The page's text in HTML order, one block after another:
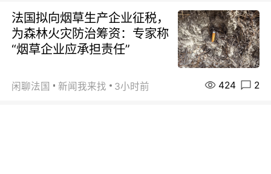
法国拟向烟草生产企业征税，
为森林火灾防治筹资：专家称
“烟草企业应承担责任”
闲聊法国 新闻我来找 3小时前 424 2